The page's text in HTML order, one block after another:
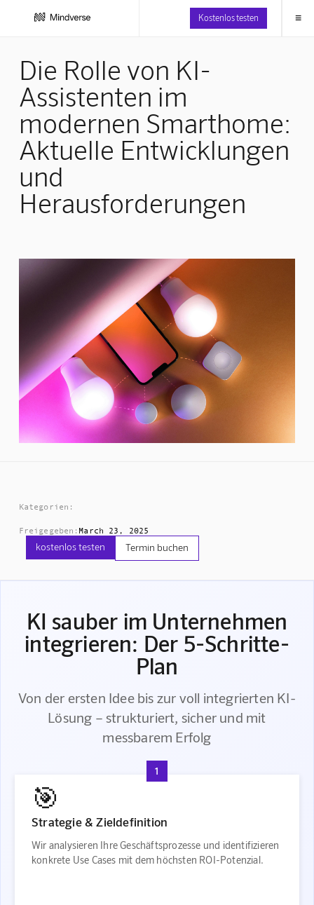
Kostenlos testen ≡
Die Rolle von KI-
Assistenten im
modernen Smarthome:
Aktuelle Entwicklungen
und
Herausforderungen
Kategorien:
Freigegeben: March 23, 2025
kostenlos testen Termin buchen
KI sauber im Unternehmen
integrieren: Der 5-Schritte-
Plan
Von der ersten Idee bis zur voll integrierten KI-
Lösung – strukturiert, sicher und mit
messbarem Erfolg
1
🎯
Strategie & Zieldefinition
Wir analysieren Ihre Geschäftsprozesse und identifizieren
konkrete Use Cases mit dem höchsten ROI-Potenzial.